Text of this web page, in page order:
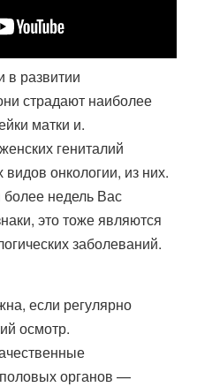
в развитии
страдают наиболее
матки и.
гениталий
онкологии, из них.
недель Вас
это тоже являются
заболеваний.
если регулярно
осмотр.
органов —